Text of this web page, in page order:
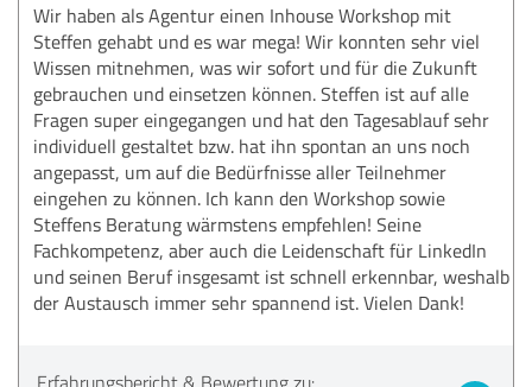
Wir haben als Agentur einen Inhouse Workshop mit
Steffen gehabt und es war mega! Wir konnten sehr viel
Wissen mitnehmen, was wir sofort und für die Zukunft
gebrauchen und einsetzen können. Steffen ist auf alle
Fragen super eingegangen und hat den Tagesablauf sehr
individuell gestaltet bzw. hat ihn spontan an uns noch
angepasst, um auf die Bedürfnisse aller Teilnehmer
eingehen zu können. Ich kann den Workshop sowie
Steffens Beratung wärmstens empfehlen! Seine
Fachkompetenz, aber auch die Leidenschaft für LinkedIn
und seinen Beruf insgesamt ist schnell erkennbar, weshalb
der Austausch immer sehr spannend ist. Vielen Dank!